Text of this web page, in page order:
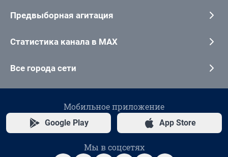
Предвыборная агитация
Статистика канала в MAX
Все города сети
Мобильное приложение
Google Play App Store
Мы в соцсетях